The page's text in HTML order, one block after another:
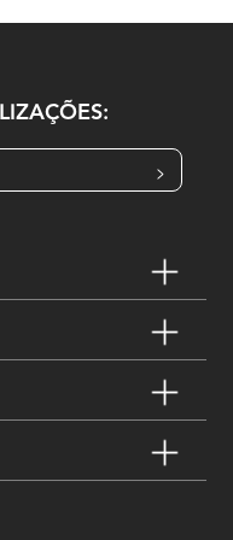
>